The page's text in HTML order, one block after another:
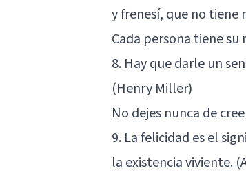
y frenesí, que no tiene
Cada persona tiene su
8. Hay que darle un
(Henry Miller)
No dejes nunca de
9. La felicidad es el
la existencia viviente.